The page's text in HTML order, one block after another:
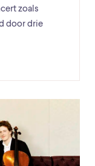
zoals
door drie